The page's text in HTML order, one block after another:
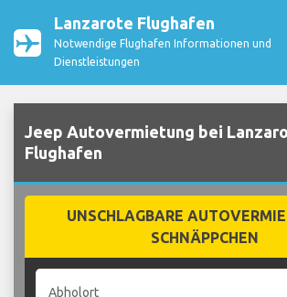
Lanzarote Flughafen
Notwendige Flughafen Informationen und
Dienstleistungen
Jeep Autovermietung bei
Flughafen
UNSCHLAGBARE
SCHNÄPPCHEN
Abholort